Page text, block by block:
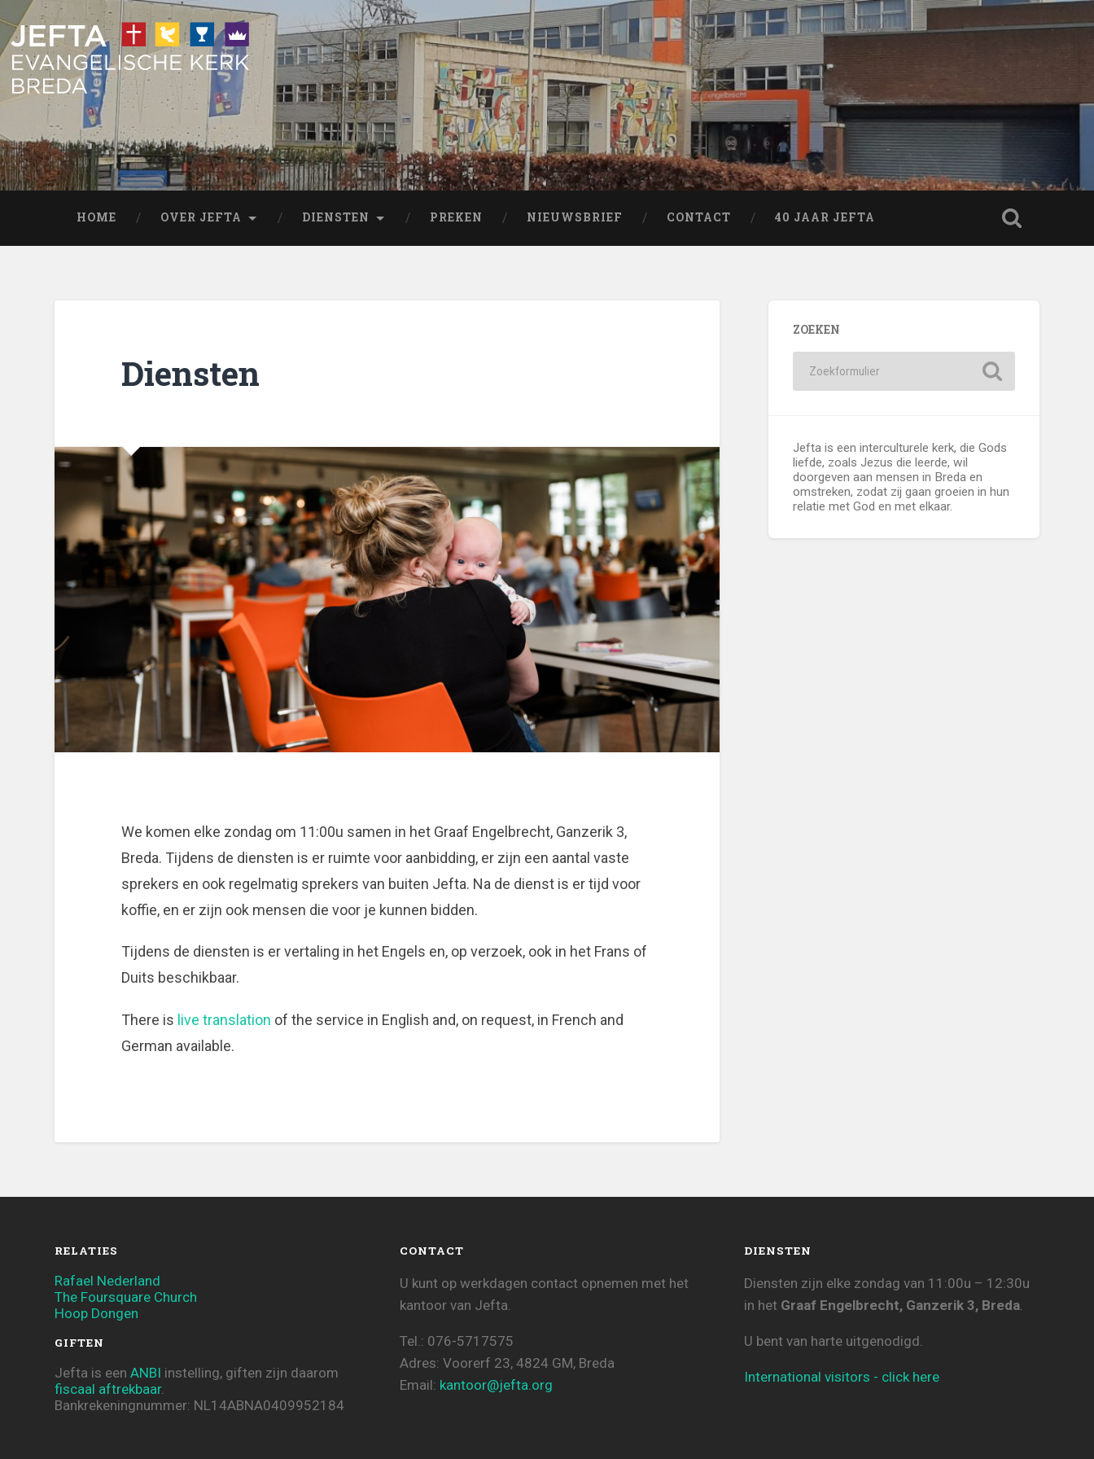
HOME OVER JEFTA DIENSTEN PREKEN NIEUWSBRIEF CONTACT 40 JAAR JEFTA
Diensten
We komen elke zondag om 11:00u samen in het Graaf Engelbrecht, Ganzerik 3,
Breda. Tijdens de diensten is er ruimte voor aanbidding, er zijn een aantal vaste
sprekers en ook regelmatig sprekers van buiten Jefta. Na de dienst is er tijd voor
koffie, en er zijn ook mensen die voor je kunnen bidden.
Tijdens de diensten is er vertaling in het Engels en, op verzoek, ook in het Frans of
Duits beschikbaar.
There is live translation of the service in English and, on request, in French and
German available.
ZOEKEN
Jefta is een interculturele kerk, die Gods
liefde, zoals Jezus die leerde, wil
doorgeven aan mensen in Breda en
omstreken, zodat zij gaan groeien in hun
relatie met God en met elkaar.
RELATIES
Rafael Nederland
The Foursquare Church
Hoop Dongen
GIFTEN
Jefta is eenANBI instelling, giften zijn daarom
fiscaal aftrekbaar.
Bankrekeningnummer: NL14ABNA0409952184
CONTACT
U kunt op werkdagen contact opnemen met het
kantoor van Jefta.
Tel.: 076-5717575
Adres: Voorerf 23, 4824 GM, Breda
Email: kantoor@jefta.org
DIENSTEN
Diensten zijn elke zondag van 11:00u – 12:30u
in het Graaf Engelbrecht, Ganzerik 3, Breda.
U bent van harte uitgenodigd.
International visitors - click here